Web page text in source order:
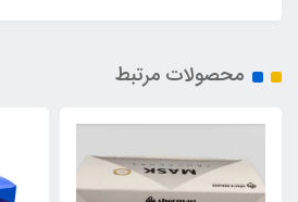
محصولات مرتبط